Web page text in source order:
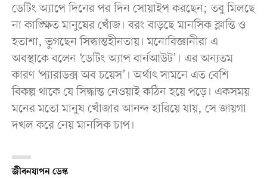
ডেটিং অ্যাপে দিনের পর দিন সোয়াইপ করছেন; তবু মিলছে
না কাঙ্ক্ষিত মানুষের খোঁজ। বরং বাড়ছে মানসিক ক্লান্তি ও
হতাশা, ভুগছেন সিদ্ধান্তহীনতায়। মনোবিজ্ঞানীরা এ
অবস্থাকে বলেন ‘ডেটিং অ্যাপ বার্নআউট’। এর অন্যতম
কারণ ‘প্যারাডক্স অব চয়েস’। অর্থাৎ সামনে এত বেশি
বিকল্প থাকে যে সিদ্ধান্ত নেওয়াই কঠিন হয়ে পড়ে। একসময়
মনের মতো মানুষ খোঁজার আনন্দ হারিয়ে যায়, সে জায়গা
দখল করে নেয় মানসিক চাপ।
জীবনযাপন ডেস্ক